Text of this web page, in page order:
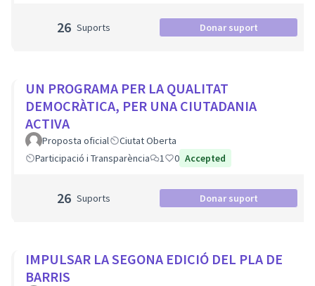
26 Suports Donar suport
UN PROGRAMA PER LA QUALITAT
DEMOCRÀTICA, PER UNA CIUTADANIA
ACTIVA
Proposta oficial
Ciutat Oberta
Participació i Transparència
1 0 Accepted
26 Suports Donar suport
IMPULSAR LA SEGONA EDICIÓ DEL PLA DE
BARRIS